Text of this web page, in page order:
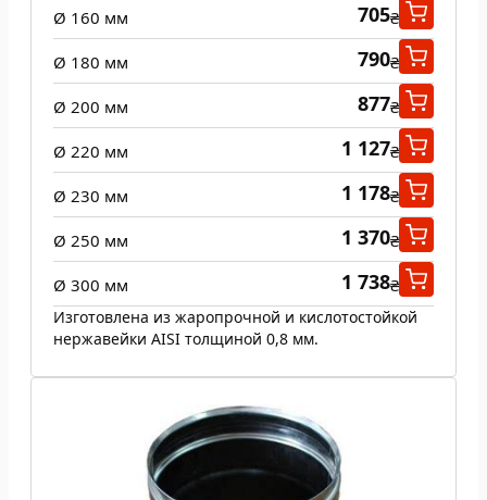
Ø 160 мм 705₴
Ø 180 мм 790₴
Ø 200 мм 877₴
Ø 220 мм 1 127₴
Ø 230 мм 1 178₴
Ø 250 мм 1 370₴
Ø 300 мм 1 738₴
Изготовлена из жаропрочной и кислотостойкой
нержавейки AISI толщиной 0,8 мм.